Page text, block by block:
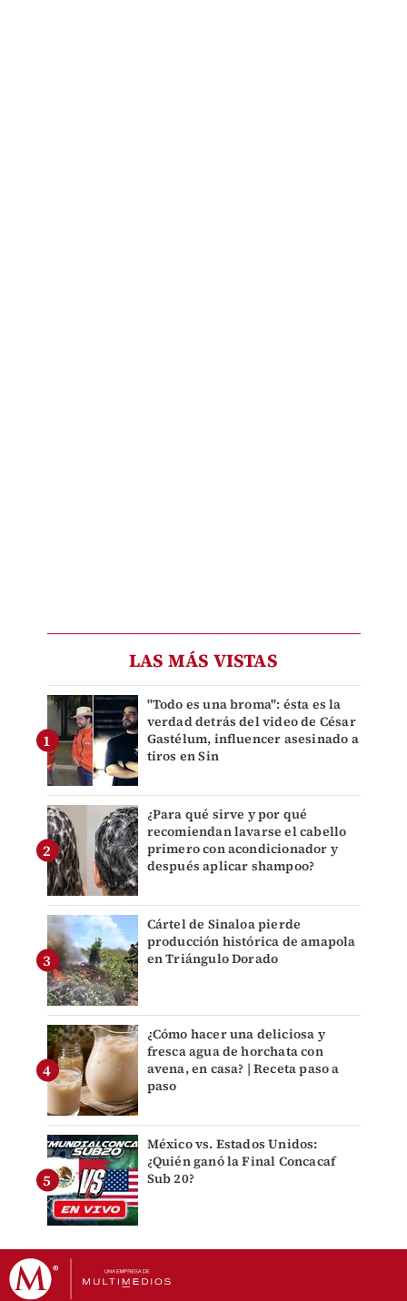
LAS MÁS VISTAS
"Todo es una broma": ésta es la
verdad detrás del video de César
Gastélum, influencer asesinado a
tiros en Sin
¿Para qué sirve y por qué
recomiendan lavarse el cabello
primero con acondicionador y
después aplicar shampoo?
Cártel de Sinaloa pierde
producción histórica de amapola
en Triángulo Dorado
¿Cómo hacer una deliciosa y
fresca agua de horchata con
avena, en casa? | Receta paso a
paso
México vs. Estados Unidos:
¿Quién ganó la Final Concacaf
Sub 20?